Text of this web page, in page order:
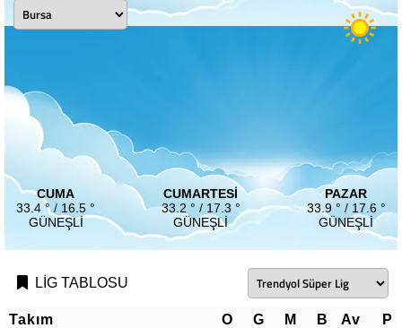
CUMA
33.4 ° / 16.5 °
GÜNEŞLI
CUMARTESI
33.2 ° / 17.3 °
GÜNEŞLI
PAZAR
33.9 ° / 17.6 °
GÜNEŞLI
LİG TABLOSU
Takım O G M B Av
P